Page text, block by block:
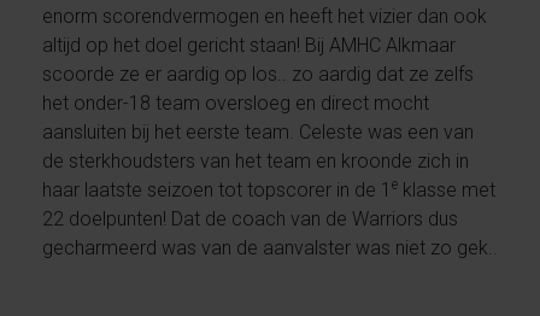
enorm scorendvermogen en heeft het vizier dan ook
altijd op het doel gericht staan! Bij AMHC Alkmaar
scoorde ze er aardig op los.. zo aardig dat ze zelfs
het onder-18 team oversloeg en direct mocht
aansluiten bij het eerste team. Celeste was een van
de sterkhoudsters van het team en kroonde zich in
haar laatste seizoen tot topscorer in de 1 eklasse met
22 doelpunten! Dat de coach van de Warriors dus
gecharmeerd was van de aanvalster was niet zo gek..